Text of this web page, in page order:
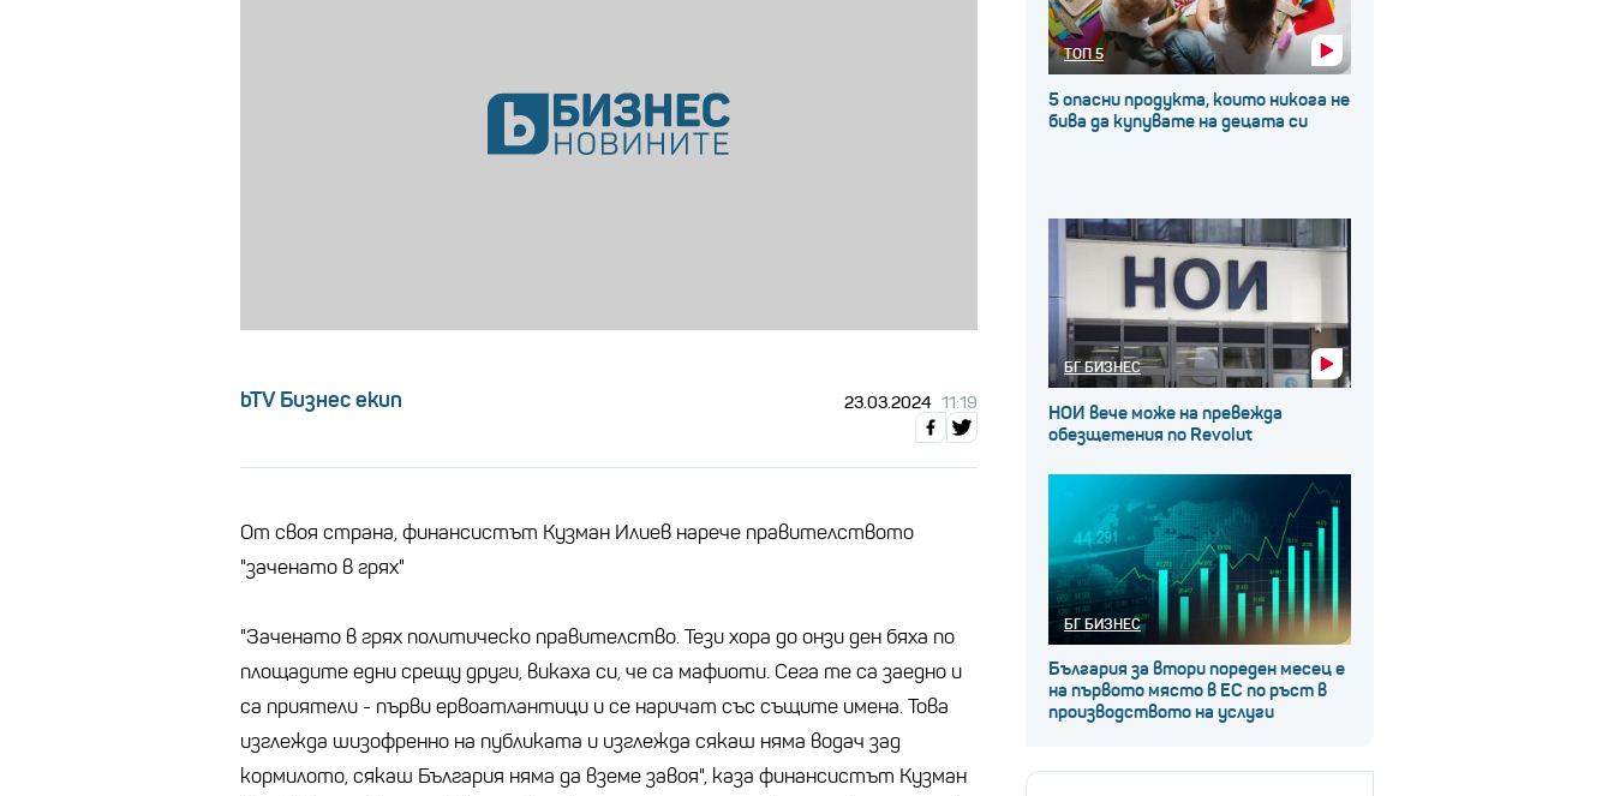
bTV Бизнес екип 23.03.2024 11:19
От своя страна, финансистът Кузман Илиев нарече правителството
"заченато в грях"
"Заченато в грях политическо правителство. Тези хора до онзи ден бяха по
площадите едни срещу други, викаха си, че са мафиоти. Сега те са заедно и
са приятели - първи ервоатлантици и се наричат със същите имена. Това
изглежда шизофренно на публиката и изглежда сякаш няма водач зад
кормилото, сякаш България няма да вземе завоя", каза финансистът Кузман
ТОП 5
5 опасни продукта, които никога не
бива да купувате на децата си
БГ БИЗНЕС
НОИ вече може на превежда
обезщетения по Revolut
БГ БИЗНЕС
България за втори пореден месец е
на първото място в ЕС по ръст в
производството на услуги